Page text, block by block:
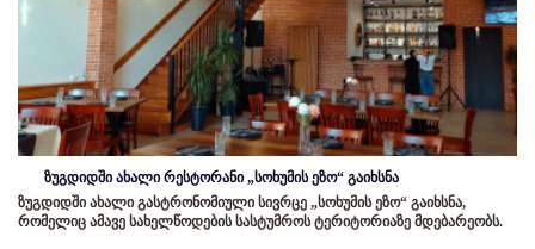
ზუგდიდში ახალი რესტორანი „სოხუმის ეზო“ გაიხსნა
ზუგდიდში ახალი გასტრონომიული სივრცე „სოხუმის ეზო“ გაიხსნა,
რომელიც ამავე სახელწოდების სასტუმროს ტერიტორიაზე მდებარეობს.